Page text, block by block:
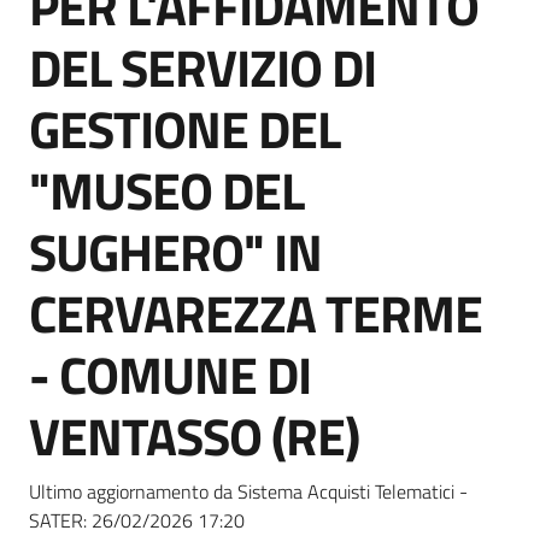
English
site
Seguici
DEL SERVIZIO DI
GESTIONE DEL
"MUSEO DEL
SUGHERO" IN
CERVAREZZA TERME
- COMUNE DI
VENTASSO (RE)
Ultimo aggiornamento da Sistema Acquisti Telematici -
SATER: 26/02/2026 17:20